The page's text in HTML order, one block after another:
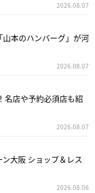
2026.08.07
本のハンバーグ」が河
2026.08.07
名店や予約必須店も紹
2026.08.07
大阪 ショップ＆レス
2026.08.06